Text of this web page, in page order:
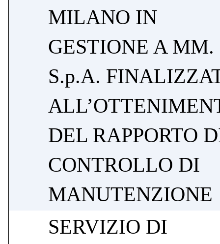
MILANO IN
GESTIONE A MM.
S.p.A.
DEL RAPPORTO
CONTROLLO DI
MANUTENZIONE
SERVIZIO DI